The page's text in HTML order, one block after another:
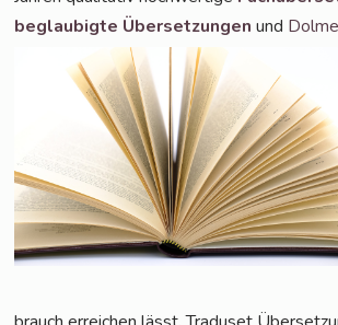
beglau­big­te Über­set­zun­gen und